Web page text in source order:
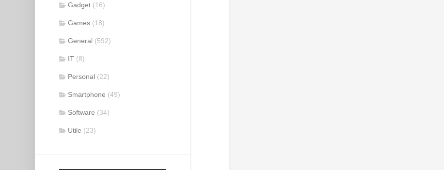
Gadget (16)
Games (18)
General (592)
IT (8)
Personal (22)
Smartphone (49)
Software (34)
Utile (23)